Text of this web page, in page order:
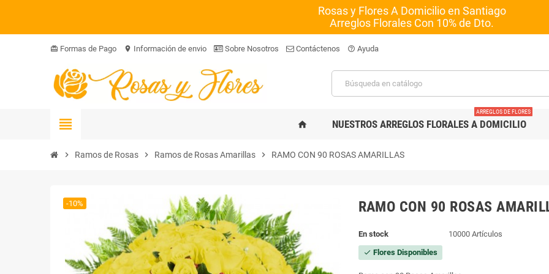
Rosas y Flores A Domicilio en Santiago
Arreglos Florales Con 10% de Dto.
card_giftcard Formas de Pago location_on Información de envio Sobre Nosotros Contáctenos help_outline Ayuda
view_headline home NUESTROS ARREGLOS FLORALES A DOMICILIO
ARREGLOS DE FLORES
chevron_right Ramos de Rosas chevron_right Ramos de Rosas Amarillas chevron_right RAMO CON 90 ROSAS AMARILLAS
-10% RAMO CON 90 ROSAS
En stock 10000 Artículos
check Flores Disponibles